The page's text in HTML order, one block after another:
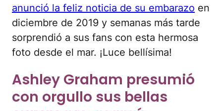
anunció la feliz noticia de su embarazo en
diciembre de 2019 y semanas más tarde
sorprendió a sus fans con esta hermosa
foto desde el mar. ¡Luce bellísima!
Ashley Graham presumió
con orgullo sus bellas